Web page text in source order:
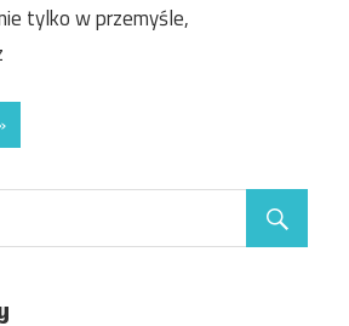
tylko w przemyśle,